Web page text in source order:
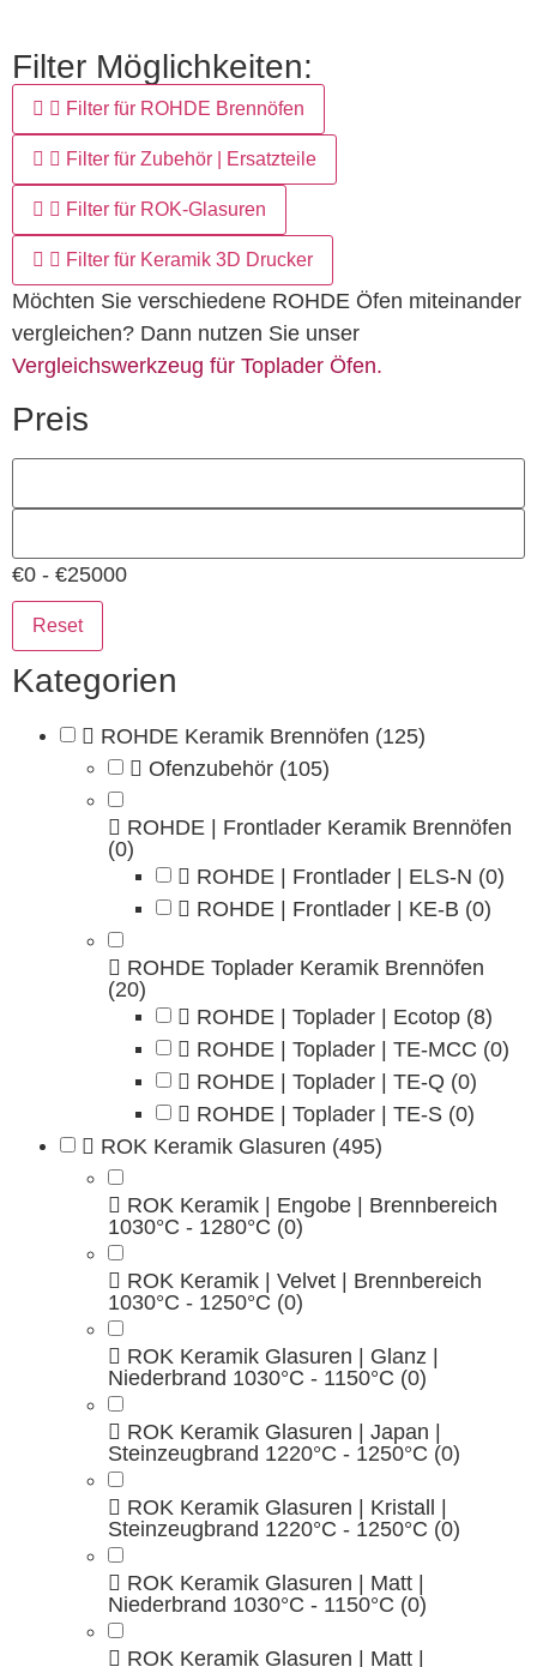
Filter Möglichkeiten:
Filter für ROHDE Brennöfen
Filter für Zubehör | Ersatzteile
Filter für ROK-Glasuren
Filter für Keramik 3D Drucker
Möchten Sie verschiedene ROHDE Öfen miteinander
vergleichen? Dann nutzen Sie unser
Vergleichswerkzeug für Toplader Öfen.
Preis
€0 - €25000
Reset
Kategorien
ROHDE Keramik Brennöfen (125)
Ofenzubehör (105)
ROHDE | Frontlader Keramik Brennöfen
(0)
ROHDE | Frontlader | ELS-N (0)
ROHDE | Frontlader | KE-B (0)
ROHDE Toplader Keramik Brennöfen
(20)
ROHDE | Toplader | Ecotop (8)
ROHDE | Toplader | TE-MCC (0)
ROHDE | Toplader | TE-Q (0)
ROHDE | Toplader | TE-S (0)
ROK Keramik Glasuren (495)
ROK Keramik | Engobe | Brennbereich
1030°C - 1280°C (0)
ROK Keramik | Velvet | Brennbereich
1030°C - 1250°C (0)
ROK Keramik Glasuren | Glanz |
Niederbrand 1030°C - 1150°C (0)
ROK Keramik Glasuren | Japan |
Steinzeugbrand 1220°C - 1250°C (0)
ROK Keramik Glasuren | Kristall |
Steinzeugbrand 1220°C - 1250°C (0)
ROK Keramik Glasuren | Matt |
Niederbrand 1030°C - 1150°C (0)
ROK Keramik Glasuren | Matt |